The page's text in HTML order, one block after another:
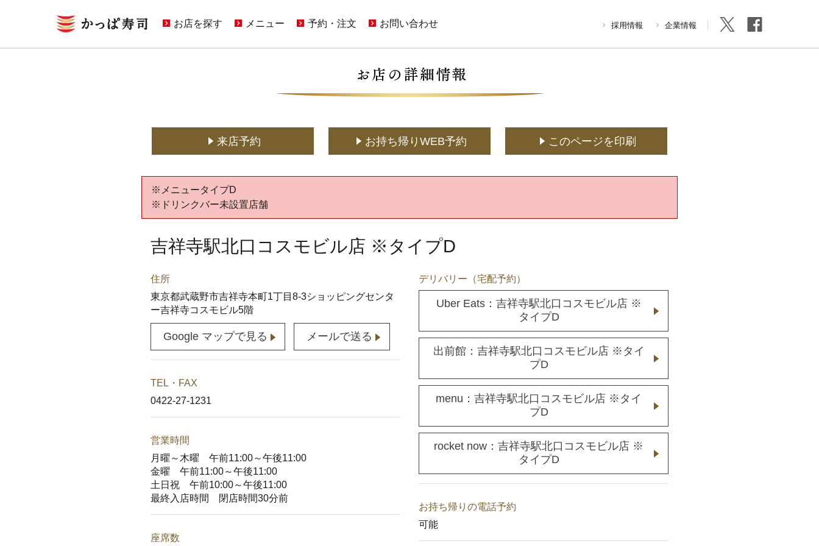
お店を探す メニュー
どこでもかっぱ寿司
予約・注文
(ポイント利用はこちら)
宅配デリバリー(UberEats・出前館)
お問い合わせ
店舗用地に関するお問い合わせ
採用情報 企業情報
来店予約 お持ち帰りWEB予約 このページを印刷
※メニュータイプD
※ドリンクバー未設置店舗
吉祥寺駅北口コスモビル店 ※タイプD
住所
東京都武蔵野市吉祥寺本町1丁目8-3ショッピングセンタ
ー吉祥寺コスモビル5階
Google マップで見る メールで送る
TEL・FAX
0422-27-1231
営業時間
月曜～木曜 午前11:00～午後11:00
金曜 午前11:00～午後11:00
土日祝 午前10:00～午後11:00
最終入店時間 閉店時間30分前
座席数
デリバリー（宅配予約）
Uber Eats：吉祥寺駅北口コスモビル店 ※
タイプD
出前館：吉祥寺駅北口コスモビル店 ※タイ
プD
menu：吉祥寺駅北口コスモビル店 ※タイ
プD
rocket now：吉祥寺駅北口コスモビル店 ※
タイプD
お持ち帰りの電話予約
可能